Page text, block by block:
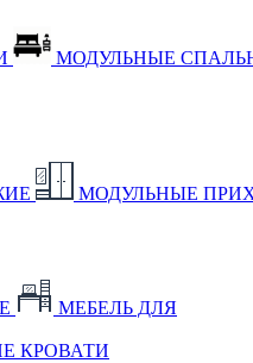
МОДУЛЬНЫЕ
МОДУЛЬНЫЕ
МЕБЕЛЬ ДЛЯ
КРОВАТИ